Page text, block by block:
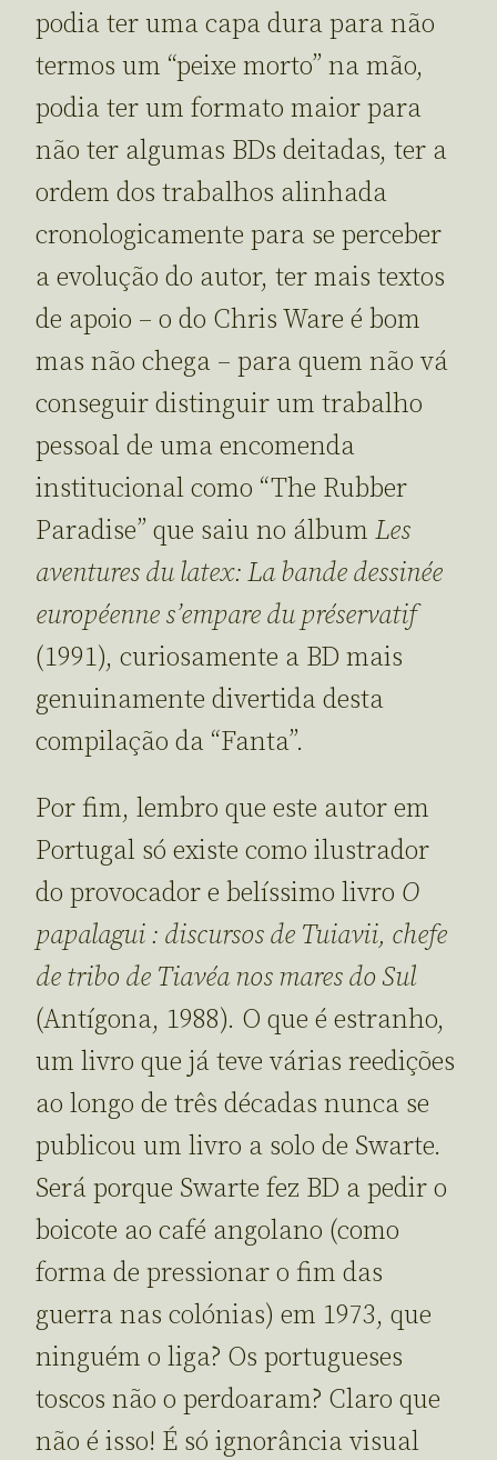
podia ter uma capa dura para não
termos um “peixe morto” na mão,
podia ter um formato maior para
não ter algumas BDs deitadas, ter a
ordem dos trabalhos alinhada
cronologicamente para se perceber
a evolução do autor, ter mais textos
de apoio – o do Chris Ware é bom
mas não chega – para quem não vá
conseguir distinguir um trabalho
pessoal de uma encomenda
institucional como “The Rubber
Paradise” que saiu no álbum Les
aventures du latex: La bande dessinée
européenne s’empare du préservatif
(1991), curiosamente a BD mais
genuinamente divertida desta
compilação da “Fanta”.
Por fim, lembro que este autor em
Portugal só existe como ilustrador
do provocador e belíssimo livro O
papalagui : discursos de Tuiavii, chefe
de tribo de Tiavéa nos mares do Sul
(Antígona, 1988). O que é estranho,
um livro que já teve várias reedições
ao longo de três décadas nunca se
publicou um livro a solo de Swarte.
Será porque Swarte fez BD a pedir o
boicote ao café angolano (como
forma de pressionar o fim das
guerra nas colónias) em 1973, que
ninguém o liga? Os portugueses
toscos não o perdoaram? Claro que
não é isso! É só ignorância visual